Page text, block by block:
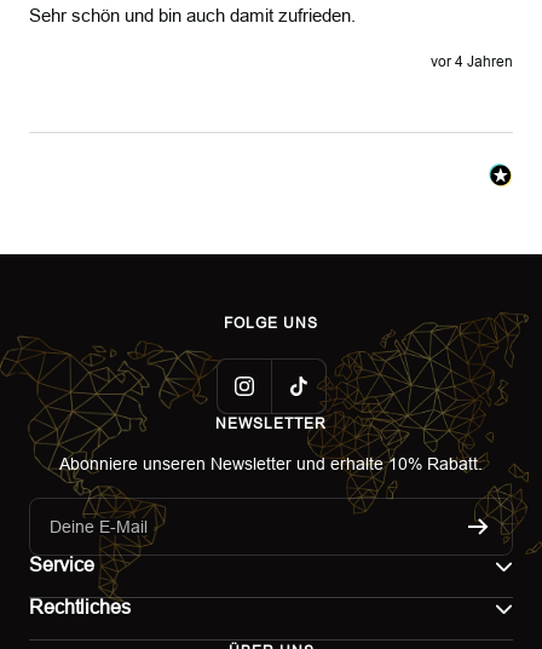
Sehr schön und bin auch damit zufrieden.
vor 4 Jahren
FOLGE UNS
NEWSLETTER
Abonniere unseren Newsletter und erhalte 10% Rabatt.
Deine E-Mail
Service
Rechtliches